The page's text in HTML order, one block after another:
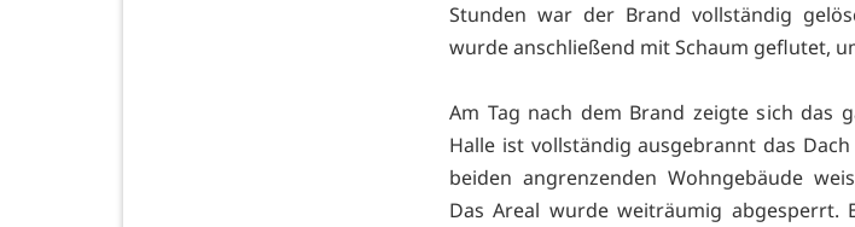
Stunden war der Brand vollständig
wurde anschließend mit Schaum geflutet,
Am Tag nach dem Brand zeigte sich das
Halle ist vollständig ausgebrannt das
beiden angrenzenden Wohngebäude
Das Areal wurde weiträumig abgesperrt.